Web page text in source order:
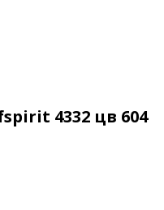
4332 цв 604